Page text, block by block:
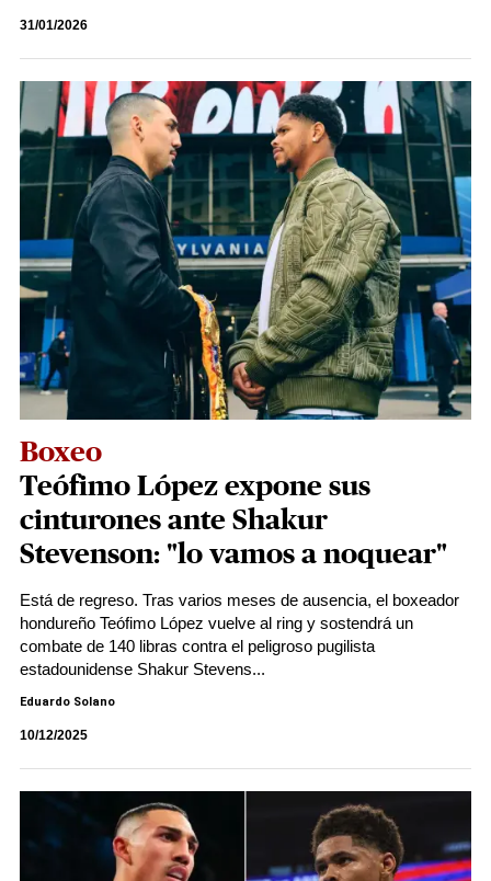
31/01/2026
Boxeo
Teófimo López expone sus
cinturones ante Shakur
Stevenson: "lo vamos a noquear"
​​​​​Está de regreso. Tras varios meses de ausencia, el boxeador
hondureño Teófimo López vuelve al ring y sostendrá un
combate de 140 libras contra el peligroso pugilista
estadounidense Shakur Stevens...
Eduardo Solano
10/12/2025